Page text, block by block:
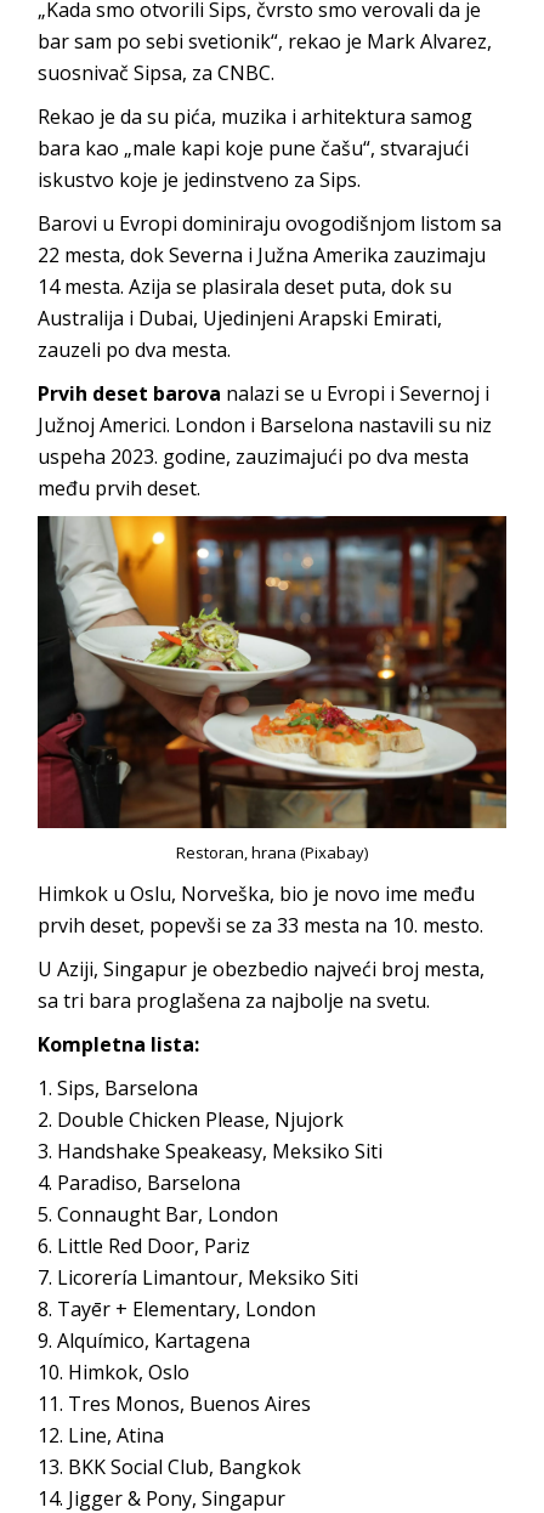
„Kada smo otvorili Sips, čvrsto smo verovali da je
bar sam po sebi svetionik“, rekao je Mark Alvarez,
suosnivač Sipsa, za CNBC.
Rekao je da su pića, muzika i arhitektura samog
bara kao „male kapi koje pune čašu“, stvarajući
iskustvo koje je jedinstveno za Sips.
Barovi u Evropi dominiraju ovogodišnjom listom sa
22 mesta, dok Severna i Južna Amerika zauzimaju
14 mesta. Azija se plasirala deset puta, dok su
Australija i Dubai, Ujedinjeni Arapski Emirati,
zauzeli po dva mesta.
Prvih deset barova nalazi se u Evropi i Severnoj i
Južnoj Americi. London i Barselona nastavili su niz
uspeha 2023. godine, zauzimajući po dva mesta
među prvih deset.
Restoran, hrana (Pixabay)
Himkok u Oslu, Norveška, bio je novo ime među
prvih deset, popevši se za 33 mesta na 10. mesto.
U Aziji, Singapur je obezbedio najveći broj mesta,
sa tri bara proglašena za najbolje na svetu.
Kompletna lista:
Sips, Barselona
Double Chicken Please, Njujork
Handshake Speakeasy, Meksiko Siti
Paradiso, Barselona
Connaught Bar, London
Little Red Door, Pariz
Licorería Limantour, Meksiko Siti
Tayēr + Elementary, London
Alquímico, Kartagena
Himkok, Oslo
Tres Monos, Buenos Aires
Line, Atina
BKK Social Club, Bangkok
Jigger & Pony, Singapur